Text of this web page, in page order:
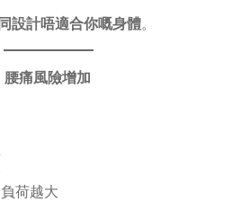
設計唔適合你嘅身體。
痛風險增加
荷越大